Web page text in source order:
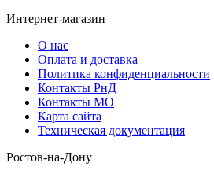
Интернет-магазин
О нас
Оплата и доставка
Политика конфиденциальности
Контакты РнД
Контакты МО
Карта сайта
Техническая документация
Ростов-на-Дону